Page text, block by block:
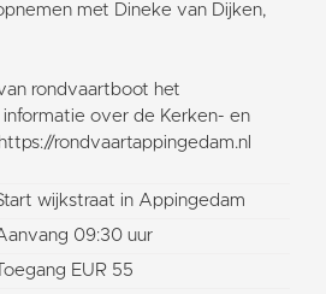
met Dineke van Dijken,
rondvaartboot het
over de Kerken- en
rondvaartappingedam.nl
wijkstraat in Appingedam
09:30 uur
Toegang EUR 55